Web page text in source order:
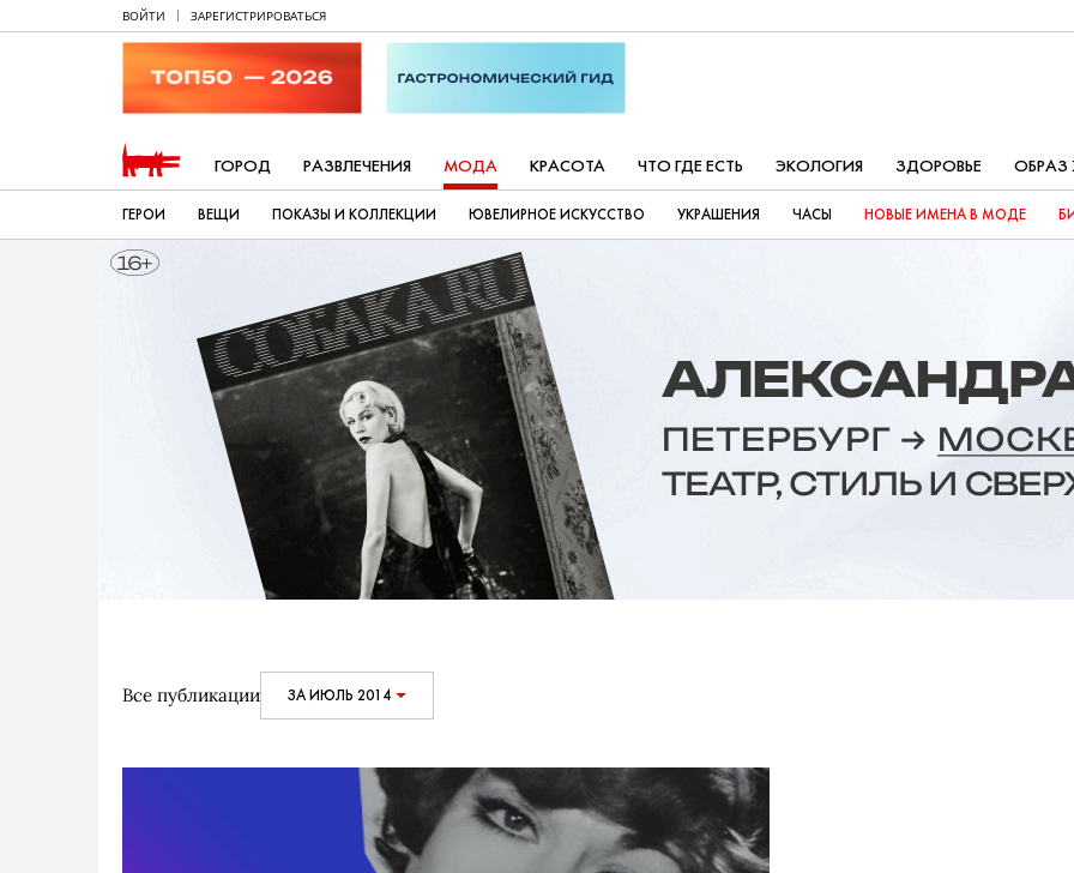
ВОЙТИ ЗАРЕГИСТРИРОВАТЬСЯ
ГОРОД РАЗВЛЕЧЕНИЯ МОДА КРАСОТА ЧТО ГДЕ ЕСТЬ ЭКОЛОГИЯ ЗДОРОВЬЕ
ГЕРОИ ВЕЩИ ПОКАЗЫ И КОЛЛЕКЦИИ ЮВЕЛИРНОЕ ИСКУССТВО УКРАШЕНИЯ ЧАСЫ НОВЫЕ ИМЕНА В МОДЕ
Все публикации ЗА ИЮЛЬ 2014